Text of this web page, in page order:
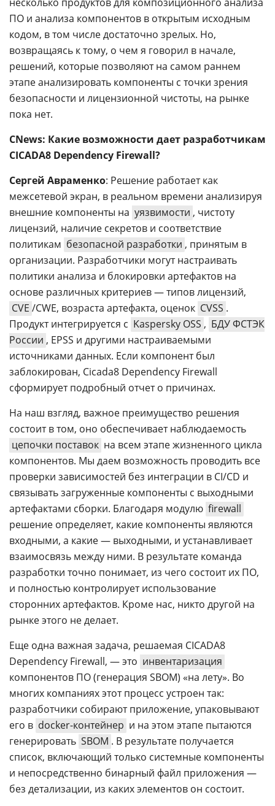
ПО и анализа компонентов в открытым исходным
кодом, в том числе достаточно зрелых. Но,
возвращаясь к тому, о чем я говорил в начале,
решений, которые позволяют на самом раннем
этапе анализировать компоненты с точки зрения
безопасности и лицензионной чистоты, на рынке
пока нет.
CNews: Какие возможности дает разработчикам
СICADA8 Dependency Firewall?
Сергей Авраменко: Решение работает как
межсетевой экран, в реальном времени анализируя
внешние компоненты на уязвимости , чистоту
лицензий, наличие секретов и соответствие
политикам безопасной разработки , принятым в
организации. Разработчики могут настраивать
политики анализа и блокировки артефактов на
основе различных критериев — типов лицензий,
CVE /CWE, возраста артефакта, оценок CVSS .
Продукт интегрируется с Kaspersky OSS , БДУ ФСТЭК
России , EPSS и другими настраиваемыми
источниками данных. Если компонент был
заблокирован, Cicada8 Dependency Firewall
сформирует подробный отчет о причинах.
На наш взгляд, важное преимущество решения
состоит в том, оно обеспечивает наблюдаемость
цепочки поставок на всем этапе жизненного цикла
компонентов. Мы даем возможность проводить все
проверки зависимостей без интеграции в СI/CD и
связывать загруженные компоненты с выходными
артефактами сборки. Благодаря модулю firewall
решение определяет, какие компоненты являются
входными, а какие — выходными, и устанавливает
взаимосвязь между ними. В результате команда
разработки точно понимает, из чего состоит их ПО,
и полностью контролирует использование
сторонних артефактов. Кроме нас, никто другой на
рынке этого не делает.
Еще одна важная задача, решаемая СICADA8
Dependency Firewall, — это инвентаризация
компонентов ПО (генерация SBOM) «на лету». Во
многих компаниях этот процесс устроен так:
разработчики собирают приложение, упаковывают
его в docker-контейнер и на этом этапе пытаются
генерировать SBOM . В результате получается
список, включающий только системные компоненты
и непосредственно бинарный файл приложения —
без детализации, из каких элементов он состоит.